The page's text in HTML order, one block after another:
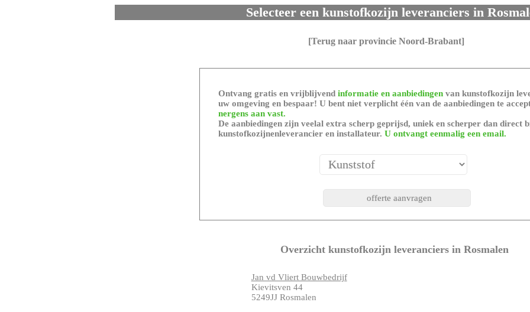
Selecteer een kunstofkozijn leveranciers in
[Terug naar provincie Noord-Brabant]
Ontvang gratis en vrijblijvend informatie en aanbiedingenvan kunstofkozijn
uw omgeving en bespaar! U bent niet verplicht één van de aanbiedingen te
nergens aan vast.
De aanbiedingen zijn veelal extra scherp geprijsd, uniek en scherper dan direct
kunstofkozijnenleverancier en installateur. U ontvangt eenmalig een email.
Overzicht kunstofkozijn leveranciers in Rosmalen
Jan vd Vliert Bouwbedrijf
Kievitsven 44
5249JJ Rosmalen